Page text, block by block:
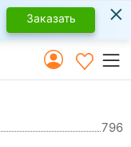
Заказать ×
796